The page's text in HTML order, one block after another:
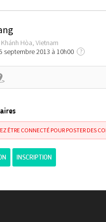
Hòa, Vietnam
septembre 2013 à 10h00
?
ÊTRE CONNECTÉ POUR POSTER DES
INSCRIPTION